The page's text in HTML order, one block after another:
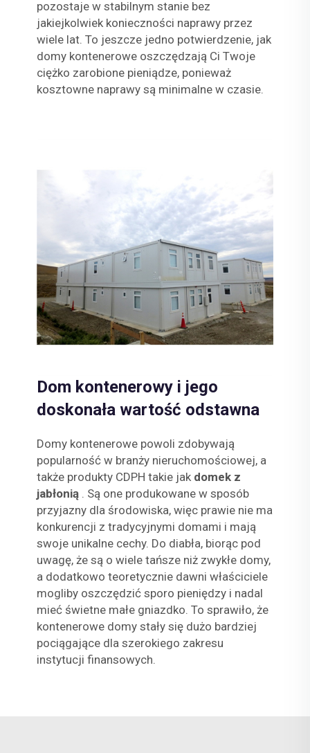
pozostaje w stabilnym stanie bez
jakiejkolwiek konieczności naprawy przez
wiele lat. To jeszcze jedno potwierdzenie, jak
domy kontenerowe oszczędzają Ci Twoje
ciężko zarobione pieniądze, ponieważ
kosztowne naprawy są minimalne w czasie.
Dom kontenerowy i jego
doskonała wartość odstawna
Domy kontenerowe powoli zdobywają
popularność w branży nieruchomościowej, a
także produkty CDPH takie jak domek z
jabłonią . Są one produkowane w sposób
przyjazny dla środowiska, więc prawie nie ma
konkurencji z tradycyjnymi domami i mają
swoje unikalne cechy. Do diabła, biorąc pod
uwagę, że są o wiele tańsze niż zwykłe domy,
a dodatkowo teoretycznie dawni właściciele
mogliby oszczędzić sporo pieniędzy i nadal
mieć świetne małe gniazdko. To sprawiło, że
kontenerowe domy stały się dużo bardziej
pociągające dla szerokiego zakresu
instytucji finansowych.